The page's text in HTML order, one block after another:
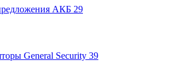
АКБ 29
General Security 39